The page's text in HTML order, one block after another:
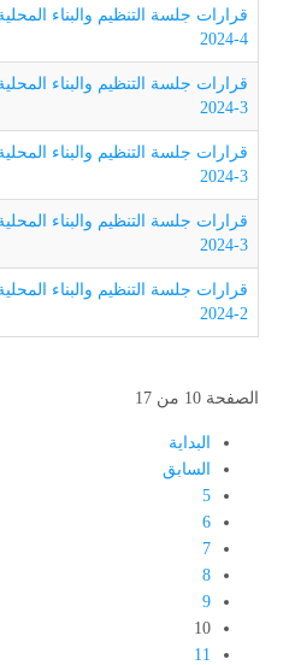
4-2024
3-2024
3-2024
3-2024
2-2024
الصفحة 10 من 17
البداية
السابق
5
6
7
8
9
10
11